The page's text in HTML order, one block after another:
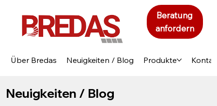
Über Bredas Neuigkeiten / Blog Produkte
Beratung
anfordern
Neuigkeiten / Blog